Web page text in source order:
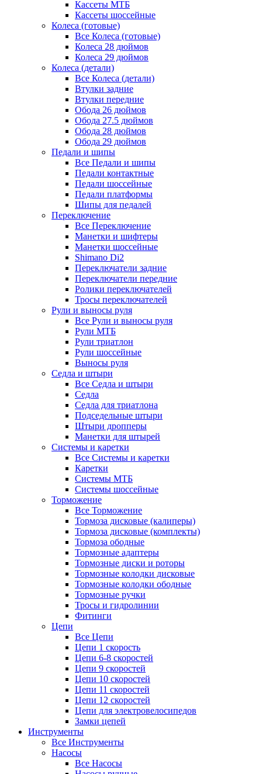
Кассеты МТБ
Кассеты шоссейные
Колеса (готовые)
Все Колеса (готовые)
Колеса 28 дюймов
Колеса 29 дюймов
Колеса (детали)
Все Колеса (детали)
Втулки задние
Втулки передние
Обода 26 дюймов
Обода 27.5 дюймов
Обода 28 дюймов
Обода 29 дюймов
Педали и шипы
Все Педали и шипы
Педали контактные
Педали шоссейные
Педали платформы
Шипы для педалей
Переключение
Все Переключение
Манетки и шифтеры
Манетки шоссейные
Shimano Di2
Переключатели задние
Переключатели передние
Ролики переключателей
Тросы переключателей
Рули и выносы руля
Все Рули и выносы руля
Рули МТБ
Рули триатлон
Рули шоссейные
Выносы руля
Седла и штыри
Все Седла и штыри
Седла
Седла для триатлона
Подседельные штыри
Штыри дропперы
Манетки для штырей
Системы и каретки
Все Системы и каретки
Каретки
Системы МТБ
Системы шоссейные
Торможение
Все Торможение
Тормоза дисковые (калиперы)
Тормоза дисковые (комплекты)
Тормоза ободные
Тормозные адаптеры
Тормозные диски и роторы
Тормозные колодки дисковые
Тормозные колодки ободные
Тормозные ручки
Тросы и гидролинии
Фитинги
Цепи
Все Цепи
Цепи 1 скорость
Цепи 6-8 скоростей
Цепи 9 скоростей
Цепи 10 скоростей
Цепи 11 скоростей
Цепи 12 скоростей
Цепи для электровелосипедов
Замки цепей
Инструменты
Все Инструменты
Насосы
Все Насосы